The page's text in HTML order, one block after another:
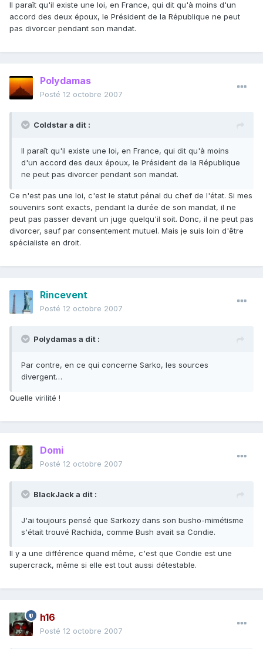
Il paraît qu'il existe une loi, en France, qui dit qu'à moins d'un
accord des deux époux, le Président de la République ne peut
pas divorcer pendant son mandat.
Polydamas
Posté 12 octobre 2007
Coldstar a dit :
Il paraît qu'il existe une loi, en France, qui dit qu'à moins
d'un accord des deux époux, le Président de la République
ne peut pas divorcer pendant son mandat.
Ce n'est pas une loi, c'est le statut pénal du chef de l'état. Si mes
souvenirs sont exacts, pendant la durée de son mandat, il ne
peut pas passer devant un juge quelqu'il soit. Donc, il ne peut pas
divorcer, sauf par consentement mutuel. Mais je suis loin d'être
spécialiste en droit.
Rincevent
Posté 12 octobre 2007
Polydamas a dit :
Par contre, en ce qui concerne Sarko, les sources
divergent…
Quelle virilité !
Domi
Posté 12 octobre 2007
BlackJack a dit :
J'ai toujours pensé que Sarkozy dans son busho-mimétisme
s'était trouvé Rachida, comme Bush avait sa Condie.
Il y a une différence quand même, c'est que Condie est une
supercrack, même si elle est tout aussi détestable.
h16
Posté 12 octobre 2007